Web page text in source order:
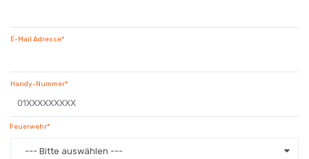
E-Mail Adresse*
Handy-Nummer*
Feuerwehr*
--- Bitte auswählen ---